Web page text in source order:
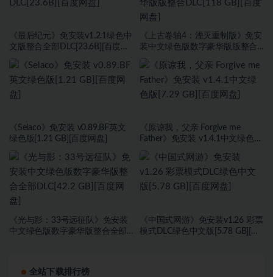
《最后纪元》免安装v1.2.1绿色中
文版整合全部DLC[23.6B][百度网
《上古卷轴4：湮灭重制版》免安
装中文绿色版数字豪华版版整合
《Selaco》免安装 v0.89.BF英文
绿色版[1.21 GB][百度网盘]
《原谅我，父亲 Forgive me
Father》免安装 v1.4.1中文绿色版
《光与影：33号远征队》免安装
中文绿色版数字豪华版整合全部
《中国式网游》免安装v1.26 彩票
模式DLC绿色中文版[5.78 GB][百
全站下载排行榜